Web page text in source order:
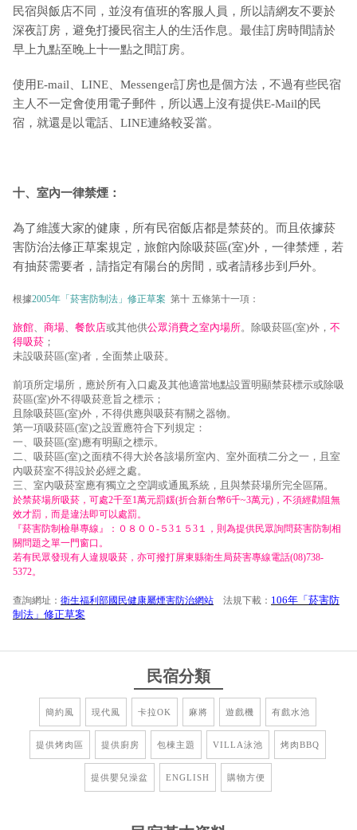
民宿與飯店不同，並沒有值班的客服人員，所以請網友不要於
深夜訂房，避免打擾民宿主人的生活作息。最佳訂房時間請於
早上九點至晚上十一點之間訂房。
使用E-mail、LINE、Messenger訂房也是個方法，不過有些民宿
主人不一定會使用電子郵件，所以遇上沒有提供E-Mail的民
宿，就還是以電話、LINE連絡較妥當。
十、室內一律禁煙：
為了維護大家的健康，所有民宿飯店都是禁菸的。而且依據菸
害防治法修正草案規定，旅館內除吸菸區(室)外，一律禁煙，若
有抽菸需要者，請指定有陽台的房間，或者請移步到戶外。
根據2005年「菸害防制法」修正草案 第十 五條第十一項：
旅館、 商場、 餐飲店或其他供公眾消費之室內場所。除吸菸區(室)外， 不
得吸菸 ；
未設吸菸區(室)者，全面禁止吸菸。
前項所定場所，應於所有入口處及其他適當地點設置明顯禁菸標示或除吸
菸區(室)外不得吸菸意旨之標示；
且除吸菸區(室)外，不得供應與吸菸有關之器物。
第一項吸菸區(室)之設置應符合下列規定：
一、吸菸區(室)應有明顯之標示。
二、吸菸區(室)之面積不得大於各該場所室內、室外面積二分之一，且室
內吸菸室不得設於必經之處。
三、室內吸菸室應有獨立之空調或通風系統，且與禁菸場所完全區隔。
於禁菸場所吸菸，可處2千至1萬元罰鍰(折合新台幣6千~3萬元)，不須經勸阻無
效才罰，而是違法即可以處罰。
『菸害防制檢舉專線』：０８００-５3１５3１，則為提供民眾詢問菸害防制相
關問題之單一門窗口。
若有民眾發現有人違規吸菸，亦可撥打屏東縣衛生局菸害專線電話(08)738-
5372。
查詢網址： 衛生福利部國民健康屬煙害防治網站 法規下載： 106年「菸害防
制法」修正草案
民宿分類
簡約風 現代風 卡拉OK 麻將 遊戲機 有戲水池
提供烤肉區 提供廚房 包棟主題 VILLA泳池 烤肉BBQ
提供嬰兒澡盆 ENGLISH 購物方便